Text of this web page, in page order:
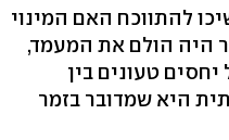
להתווכח האם המינוי
היה הולם את המעמד,
טעונים בין
היא שמדובר בזמר